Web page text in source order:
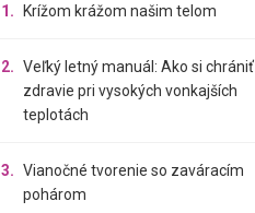
1. Krížom krážom našim telom
2. Veľký letný manuál: Ako si chrániť
zdravie pri vysokých vonkajších
teplotách
3. Vianočné tvorenie so zaváracím
pohárom